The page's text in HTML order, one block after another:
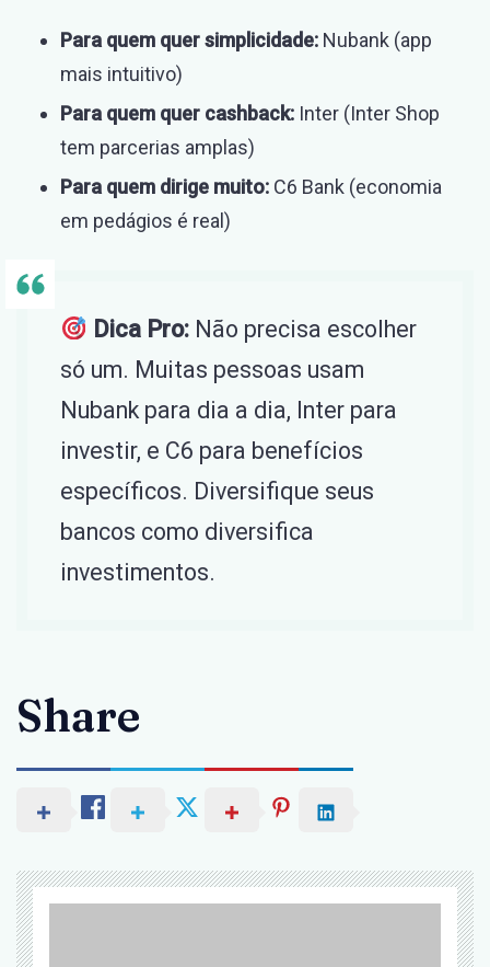
Para quem quer simplicidade: Nubank (app
mais intuitivo)
Para quem quer cashback: Inter (Inter Shop
tem parcerias amplas)
Para quem dirige muito: C6 Bank (economia
em pedágios é real)
Dica Pro:Não precisa escolher
só um. Muitas pessoas usam
Nubank para dia a dia, Inter para
investir, e C6 para benefícios
específicos. Diversifique seus
bancos como diversifica
investimentos.
Share